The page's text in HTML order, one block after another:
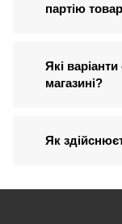
партію
Які
магазині?
Як